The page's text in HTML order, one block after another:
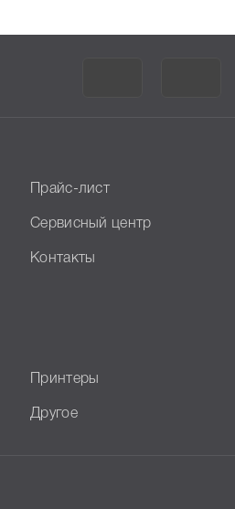
Прайс-лист
Сервисный центр
Контакты
Принтеры
Другое